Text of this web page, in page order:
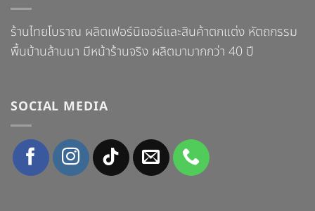
ร้านไทยโบราณ ผลิตเฟอร์นิเจอร์และสินค้าตกแต่ง หัตถกรรม
พื้นบ้านล้านนา มีหน้าร้านจริง ผลิตมามากกว่า 40 ปี
SOCIAL MEDIA